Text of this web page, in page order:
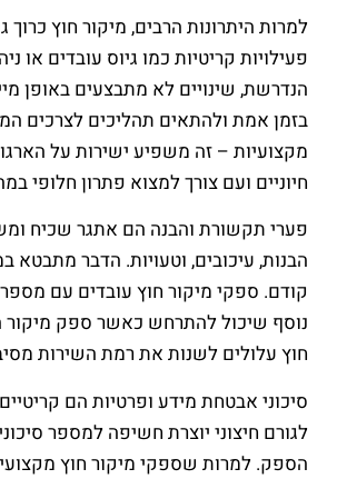
למרות היתרונות הרבים, מיקור חוץ
פעילויות קריטיות כמו גיוס עובדים
הנדרשת, שינויים לא מתבצעים באופן
בזמן אמת ולהתאים תהליכים לצרכים
מקצועיות – זה משפיע ישירות על
חיוניים ועם צורך למצוא פתרון חלופי
פערי תקשורת והבנה הם אתגר שכיח
הבנות, עיכובים, וטעויות. הדבר
קודם. ספקי מיקור חוץ עובדים עם
נוסף שיכול להתרחש כאשר ספק מיקור
חוץ עלולים לשנות את רמת השירות
סיכוני אבטחת מידע ופרטיות הם
לגורם חיצוני יוצרת חשיפה למספר
הספק. למרות שספקי מיקור חוץ